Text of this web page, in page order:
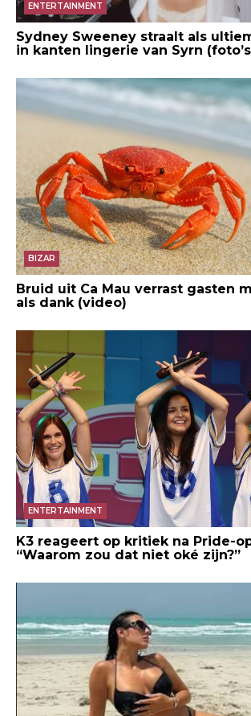
ENTERTAINMENT
Sydney Sweeney straalt als
in kanten lingerie van Syrn
BIZAR
Bruid uit Ca Mau verrast gasten
als dank (video)
ENTERTAINMENT
K3 reageert op kritiek na Pride-
“Waarom zou dat niet oké zijn?”